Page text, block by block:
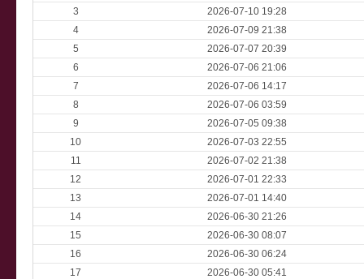
3
2026-07-10 19:28
4
2026-07-09 21:38
5
2026-07-07 20:39
6
2026-07-06 21:06
7
2026-07-06 14:17
8
2026-07-06 03:59
9
2026-07-05 09:38
10
2026-07-03 22:55
11
2026-07-02 21:38
12
2026-07-01 22:33
13
2026-07-01 14:40
14
2026-06-30 21:26
15
2026-06-30 08:07
16
2026-06-30 06:24
17
2026-06-30 05:41